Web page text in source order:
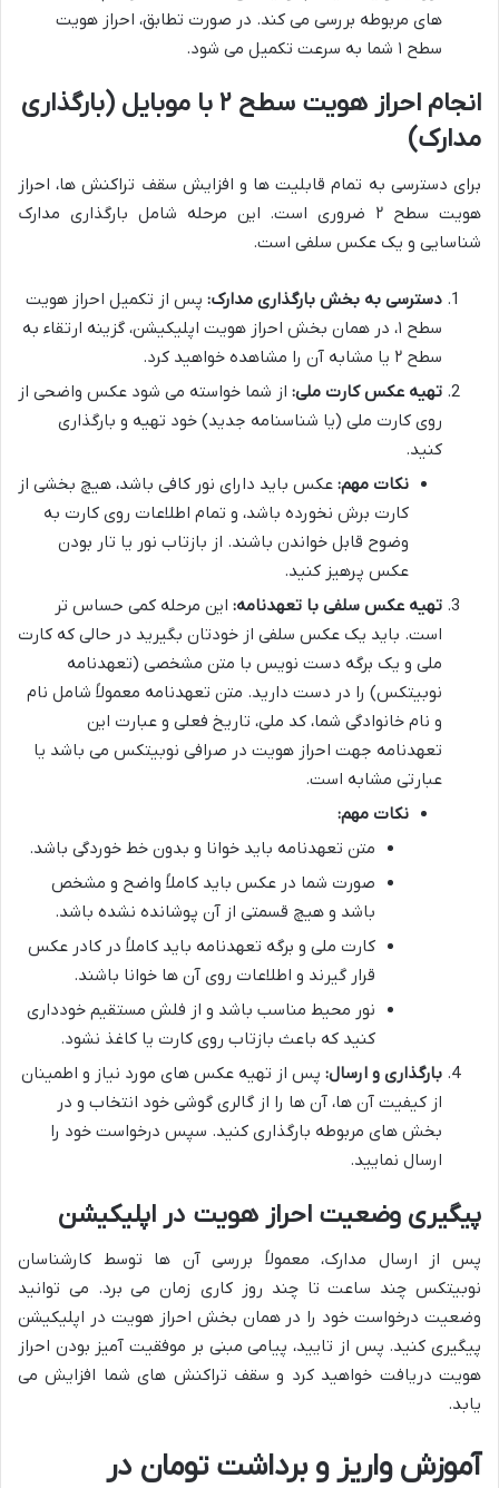
های مربوطه بررسی می کند. در صورت تطابق، احراز هویت
سطح ۱ شما به سرعت تکمیل می شود.
انجام احراز هویت سطح ۲ با موبایل (بارگذاری
مدارک)
برای دسترسی به تمام قابلیت ها و افزایش سقف تراکنش ها، احراز
هویت سطح ۲ ضروری است. این مرحله شامل بارگذاری مدارک
شناسایی و یک عکس سلفی است.
دسترسی به بخش بارگذاری مدارک: پس از تکمیل احراز هویت
سطح ۱، در همان بخش احراز هویت اپلیکیشن، گزینه ارتقاء به
سطح ۲ یا مشابه آن را مشاهده خواهید کرد.
تهیه عکس کارت ملی: از شما خواسته می شود عکس واضحی از
روی کارت ملی (یا شناسنامه جدید) خود تهیه و بارگذاری
کنید.
نکات مهم: عکس باید دارای نور کافی باشد، هیچ بخشی از
کارت برش نخورده باشد، و تمام اطلاعات روی کارت به
وضوح قابل خواندن باشند. از بازتاب نور یا تار بودن
عکس پرهیز کنید.
تهیه عکس سلفی با تعهدنامه: این مرحله کمی حساس تر
است. باید یک عکس سلفی از خودتان بگیرید در حالی که کارت
ملی و یک برگه دست نویس با متن مشخصی (تعهدنامه
نوبیتکس) را در دست دارید. متن تعهدنامه معمولاً شامل نام
و نام خانوادگی شما، کد ملی، تاریخ فعلی و عبارت این
تعهدنامه جهت احراز هویت در صرافی نوبیتکس می باشد یا
عبارتی مشابه است.
نکات مهم:
متن تعهدنامه باید خوانا و بدون خط خوردگی باشد.
صورت شما در عکس باید کاملاً واضح و مشخص
باشد و هیچ قسمتی از آن پوشانده نشده باشد.
کارت ملی و برگه تعهدنامه باید کاملاً در کادر عکس
قرار گیرند و اطلاعات روی آن ها خوانا باشند.
نور محیط مناسب باشد و از فلش مستقیم خودداری
کنید که باعث بازتاب روی کارت یا کاغذ نشود.
بارگذاری و ارسال: پس از تهیه عکس های مورد نیاز و اطمینان
از کیفیت آن ها، آن ها را از گالری گوشی خود انتخاب و در
بخش های مربوطه بارگذاری کنید. سپس درخواست خود را
ارسال نمایید.
پیگیری وضعیت احراز هویت در اپلیکیشن
پس از ارسال مدارک، معمولاً بررسی آن ها توسط کارشناسان
نوبیتکس چند ساعت تا چند روز کاری زمان می برد. می توانید
وضعیت درخواست خود را در همان بخش احراز هویت در اپلیکیشن
پیگیری کنید. پس از تایید، پیامی مبنی بر موفقیت آمیز بودن احراز
هویت دریافت خواهید کرد و سقف تراکنش های شما افزایش می
یابد.
آموزش واریز و برداشت تومان در